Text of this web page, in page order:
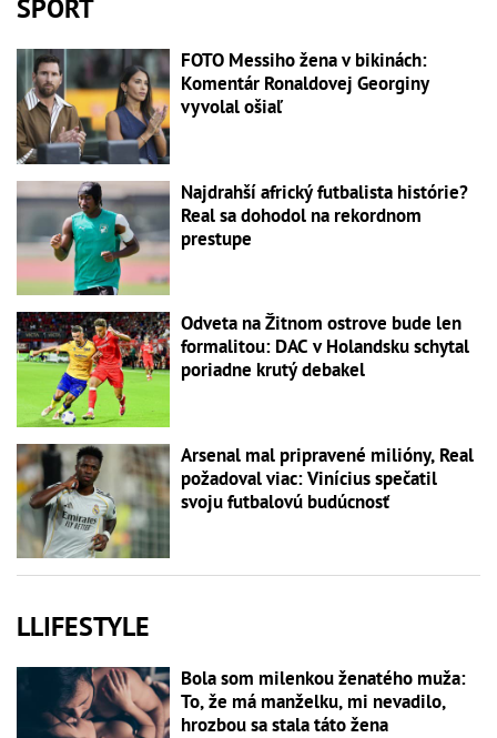
ŠPORT
FOTO Messiho žena v bikinách:
Komentár Ronaldovej Georginy
vyvolal ošiaľ
Najdrahší africký futbalista histórie?
Real sa dohodol na rekordnom
prestupe
Odveta na Žitnom ostrove bude len
formalitou: DAC v Holandsku schytal
poriadne krutý debakel
Arsenal mal pripravené milióny, Real
požadoval viac: Vinícius spečatil
svoju futbalovú budúcnosť
LLIFESTYLE
Bola som milenkou ženatého muža:
To, že má manželku, mi nevadilo,
hrozbou sa stala táto žena